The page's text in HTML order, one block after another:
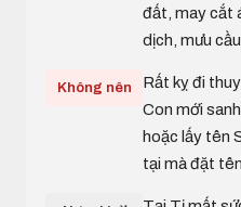
đất, may cắt
dịch, mưu
Không nên
Rất kỵ đi
Con mới
hoặc lấy tên
tại mà đặt